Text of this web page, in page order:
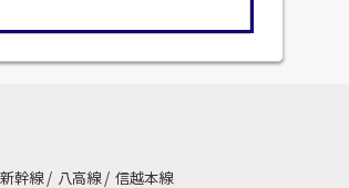
幹線 / 八高線 / 信越本線